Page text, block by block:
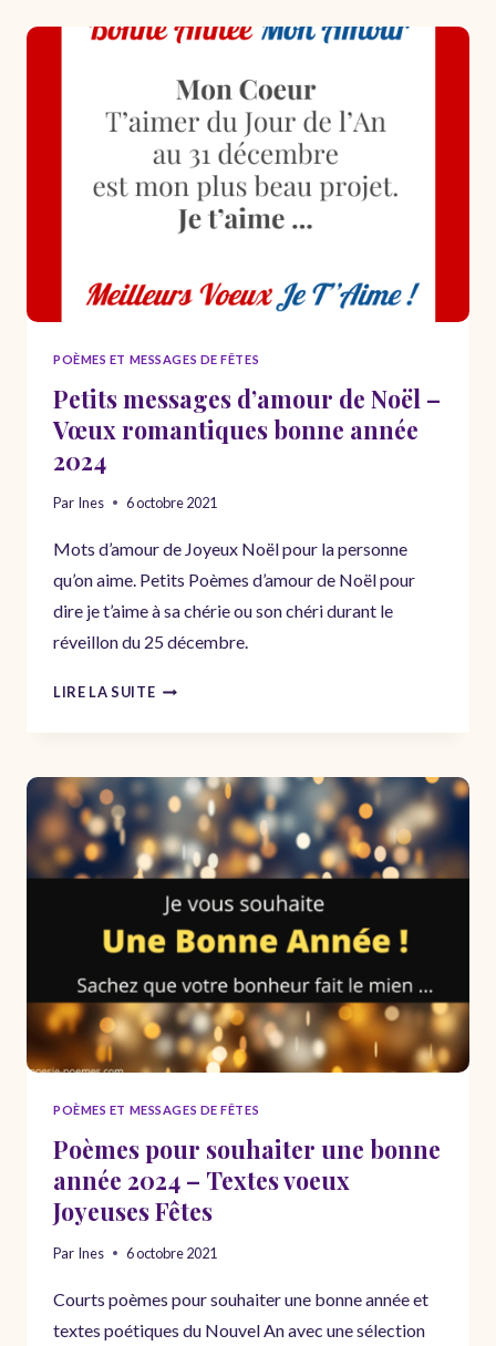
DE
FEMME
ET
DU
8
MARS
POÈMES ET MESSAGES DE FÊTES
Petits messages d’amour de Noël –
Vœux romantiques bonne année
2024
Par Ines 6 octobre 2021
Mots d’amour de Joyeux Noël pour la personne
qu’on aime. Petits Poèmes d’amour de Noël pour
dire je t’aime à sa chérie ou son chéri durant le
réveillon du 25 décembre.
LIRE LA SUITEPETITS
NOËL
VŒUX
ROMANTIQUES
ANNÉE
2024
POÈMES ET MESSAGES DE FÊTES
Poèmes pour souhaiter une bonne
année 2024 – Textes voeux
Joyeuses Fêtes
Par Ines 6 octobre 2021
Courts poèmes pour souhaiter une bonne année et
textes poétiques du Nouvel An avec une sélection